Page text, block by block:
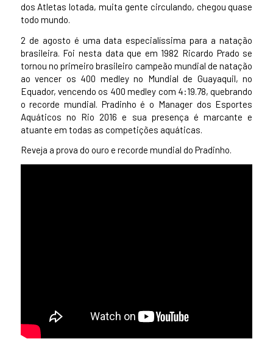
dos Atletas lotada, muita gente circulando, chegou quase
todo mundo.
2 de agosto é uma data especialíssima para a natação
brasileira. Foi nesta data que em 1982 Ricardo Prado se
tornou no primeiro brasileiro campeão mundial de natação
ao vencer os 400 medley no Mundial de Guayaquil, no
Equador, vencendo os 400 medley com 4:19.78, quebrando
o recorde mundial. Pradinho é o Manager dos Esportes
Aquáticos no Rio 2016 e sua presença é marcante e
atuante em todas as competições aquáticas.
Reveja a prova do ouro e recorde mundial do Pradinho.